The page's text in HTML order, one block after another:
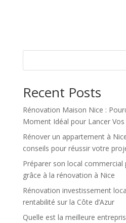
Recent Posts
Rénovation Maison Nice :
Moment Idéal pour Lancer
Rénover un appartement à
conseils pour réussir votre
Préparer son local commercial
grâce à la rénovation à Nice
Rénovation investissement
rentabilité sur la Côte d’Azur
Quelle est la meilleure